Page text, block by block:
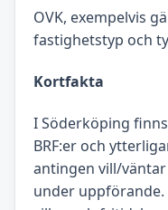
OVK, exempelvis
fastighetstyp och
Kortfakta
I Söderköping
BRF:er och
antingen vill/
under